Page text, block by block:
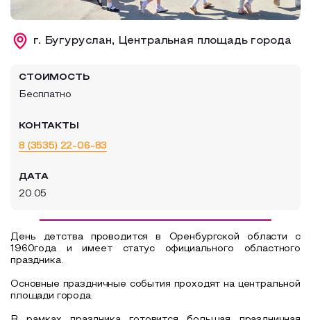
Образовательный туризм
Аттестованные экскурсоводы
Все маршруты
г. Бугуруслан, Центральная площадь города
СТОИМОСТЬ
Бесплатно
КОНТАКТЫ
8 (3535) 22-06-83
ДАТА
20.05
День детства проводится в Оренбургской области с
1960года и имеет статус официального областного
праздника.
Основные праздничные события проходят на центральной
площади города.